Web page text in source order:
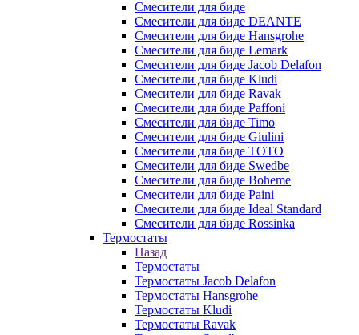
Смесители для биде
Смесители для биде DEANTE
Смесители для биде Hansgrohe
Смесители для биде Lemark
Смесители для биде Jacob Delafon
Смесители для биде Kludi
Смесители для биде Ravak
Смесители для биде Paffoni
Смесители для биде Timo
Смесители для биде Giulini
Смесители для биде TOTO
Смесители для биде Swedbe
Смесители для биде Boheme
Смесители для биде Paini
Смесители для биде Ideal Standard
Смесители для биде Rossinka
Термостаты
Назад
Термостаты
Термостаты Jacob Delafon
Термостаты Hansgrohe
Термостаты Kludi
Термостаты Ravak